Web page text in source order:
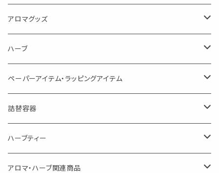
消臭に（用途：空間や衣服）
Kiyome LESO. キヨメ レソット
体感-4℃ !? 薄荷をブレンドしたアロマスプレー
AroMachi アロマチ 町の香り
Mask&Pillow Aroma
エッセンシャルオイル
シングル
ブレンド
キャリアオイル
アロマグッズ
エッセンシャルオイル
ディフューザー
ハーブ
サシェ・香り袋
ハーブティー
シングル
ブレンド
キャンディー
ペーパーアイテム・ラッピングアイテム
シーリングワックス シール
ペーパークリップ
ウェルカムボード・装飾
詰替容器
ロールオンボトル
スプレーボトル
ハーブティー
ブレンド
アロマ・ハーブ関連商品